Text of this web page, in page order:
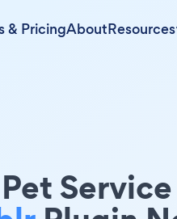
& PricingAboutResources
Service